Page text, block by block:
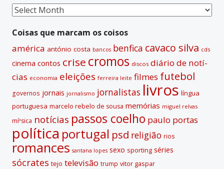
Coisas
Coisas que marcam os coisos
américa antónio costa bancos benfica cavaco silva cds
cinema contos crise cromos discos diário de notí­
cias economia eleições ferreira leite filmes futebol
governos jornais jornalismo jornalistas livros lí­ngua
portuguesa marcelo rebelo de sousa memórias miguel relvas
míºsica notí­cias passos coelho paulo portas
polí­tica portugal psd religião rios
romances santana lopes sexo sporting séries
sócrates tejo televisão trump vitor gaspar